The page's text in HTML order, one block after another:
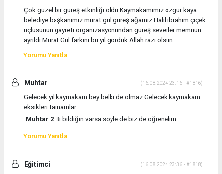
Çok güzel bir güreş etkinliği oldu Kaymakamımız özgür kaya
belediye başkanımız murat gül güreş ağamız Halil ibrahim çiçek
üçlüsünün gayreti organizasyonundan güreş severler memnun
ayrıldı Murat Gül farkını bu yıl gördük Allah razı olsun
Yorumu Yanıtla
Muhtar (16.08.2024 23:16 - #1816)
Gelecek yıl kaymakam bey belki de olmaz Gelecek kaymakam
eksikleri tamamlar
Muhtar 2Bi bildiğin varsa söyle de biz de öğrenelim.
Yorumu Yanıtla
Eğitimci (16.08.2024 23:36 - #1818)